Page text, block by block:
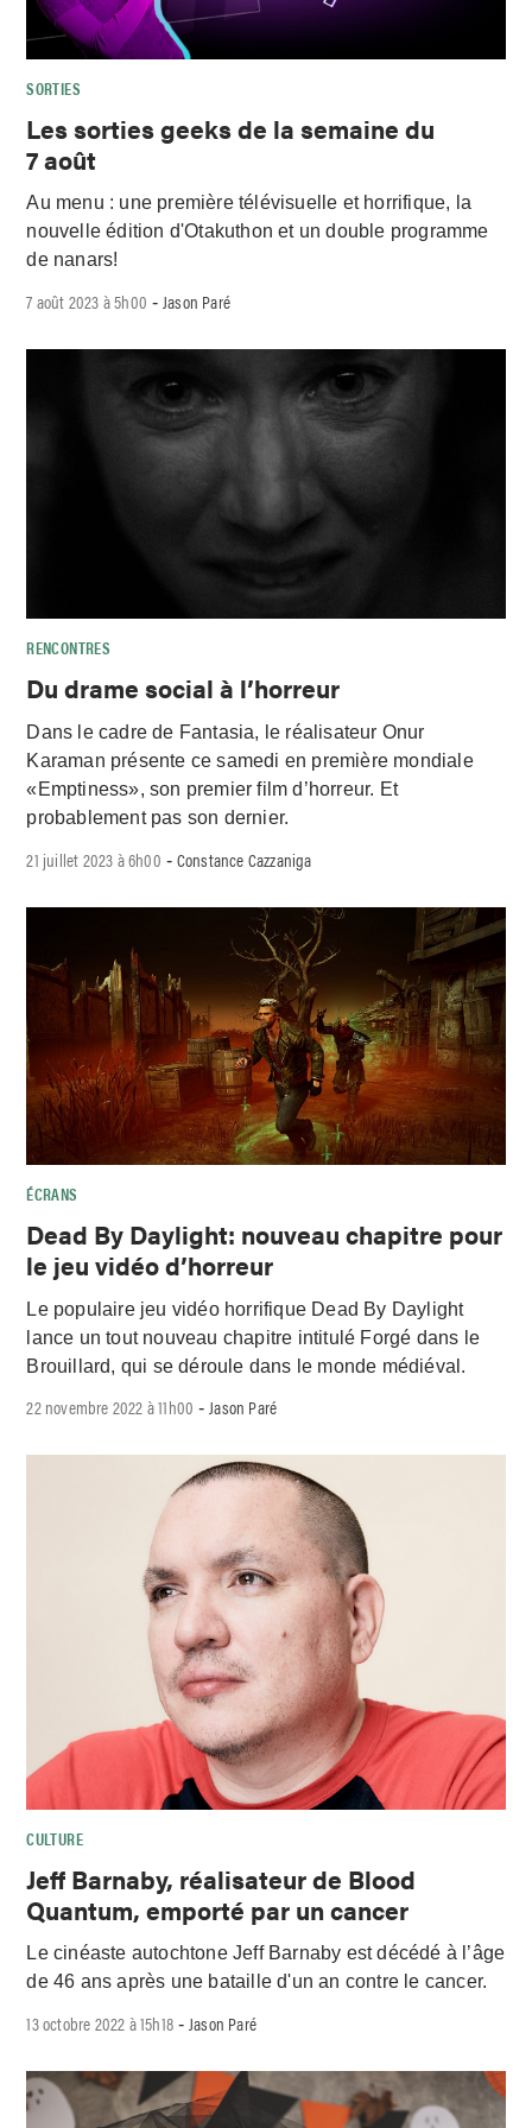
SORTIES
Les sorties geeks de la semaine du
7 août
Au menu : une première télévisuelle et horrifique, la
nouvelle édition d'Otakuthon et un double programme
de nanars!
7 août 2023 à 5h00 - Jason Paré
RENCONTRES
Du drame social à l’horreur
Dans le cadre de Fantasia, le réalisateur Onur
Karaman présente ce samedi en première mondiale
«Emptiness», son premier film d’horreur. Et
probablement pas son dernier.
21 juillet 2023 à 6h00 - Constance Cazzaniga
ÉCRANS
Dead By Daylight: nouveau chapitre pour
le jeu vidéo d’horreur
Le populaire jeu vidéo horrifique Dead By Daylight
lance un tout nouveau chapitre intitulé Forgé dans le
Brouillard, qui se déroule dans le monde médiéval.
22 novembre 2022 à 11h00 -Jason Paré
CULTURE
Jeff Barnaby, réalisateur de Blood
Quantum, emporté par un cancer
Le cinéaste autochtone Jeff Barnaby est décédé à l’âge
de 46 ans après une bataille d'un an contre le cancer.
13 octobre 2022 à 15h18 - Jason Paré